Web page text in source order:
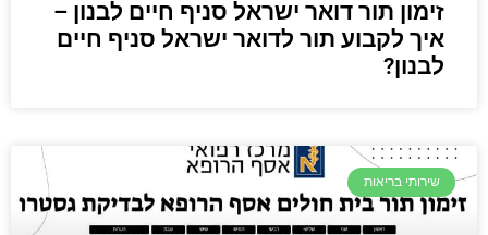
זימון תור דואר ישראל סניף חיים לבנון –
איך לקבוע תור לדואר ישראל סניף חיים
לבנון?
שירותי בריאות